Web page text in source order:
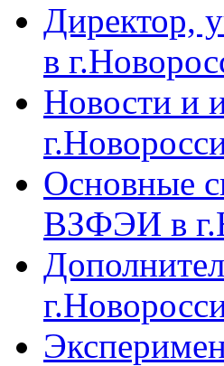
Директор,
в
Новости и
Основные
ВЗФЭИ в